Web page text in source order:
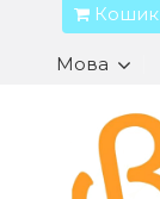
Кошик
Мова